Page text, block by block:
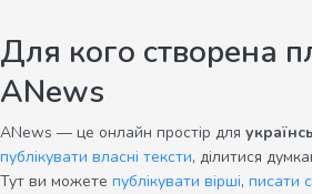
Для кого створена
ANews
ANews — це онлайн простір для
публікувати власні тексти, ділитися
Тут ви можете публікувати вірші, писати